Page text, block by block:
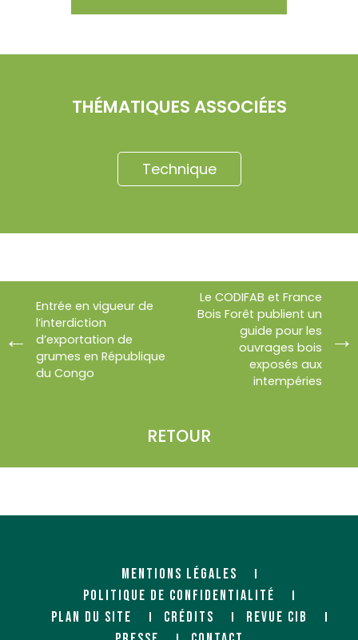
THÉMATIQUES ASSOCIÉES
Technique
Entrée en vigueur de
l’interdiction
d’exportation de
grumes en République
du Congo
RETOUR
Le CODIFAB et France
Bois Forêt publient un
guide pour les
ouvrages bois
exposés aux
intempéries
MENTIONS LÉGALES
POLITIQUE DE CONFIDENTIALITÉ
PLAN DU SITE
CRÉDITS
REVUE CIB